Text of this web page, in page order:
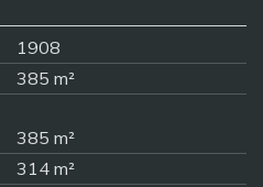
1908
385 m²
385 m²
314 m²